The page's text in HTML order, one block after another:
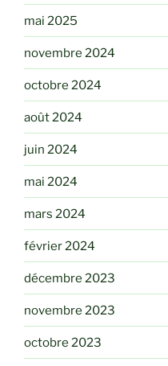
mai 2025
novembre 2024
octobre 2024
août 2024
juin 2024
mai 2024
mars 2024
février 2024
décembre 2023
novembre 2023
octobre 2023